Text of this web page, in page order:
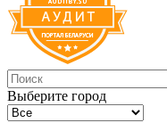
Выберите город